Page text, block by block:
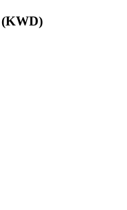
(KWD)